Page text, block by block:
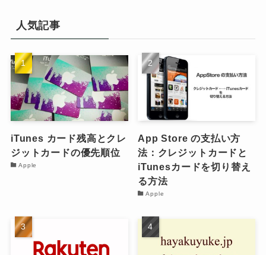
人気記事
iTunes カード残高とクレ
ジットカードの優先順位
Apple
App Store の支払い方
法：クレジットカードと
iTunesカードを切り替え
る方法
Apple